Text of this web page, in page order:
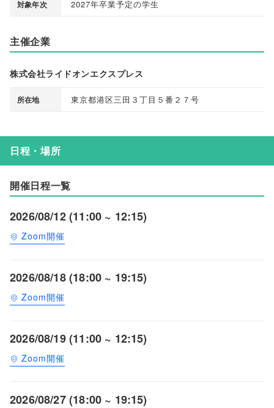
対象年次 2027年卒業予定の学生
主催企業
株式会社ライドオンエクスプレス
所在地 東京都港区三田３丁目５番２７号
日程・場所
開催日程一覧
2026/08/12 (11:00 ~ 12:15)
Zoom開催
2026/08/18 (18:00 ~ 19:15)
Zoom開催
2026/08/19 (11:00 ~ 12:15)
Zoom開催
2026/08/27 (18:00 ~ 19:15)